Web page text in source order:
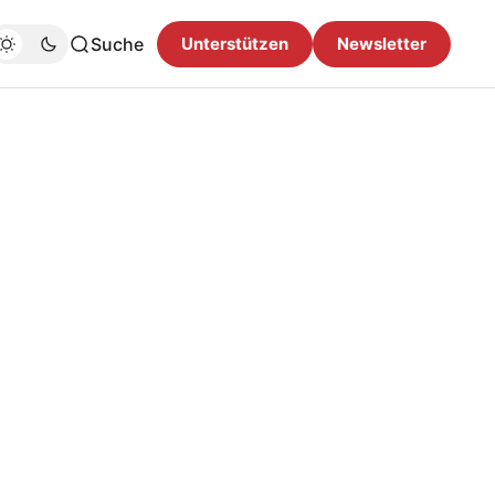
Suche Unterstützen Newsletter